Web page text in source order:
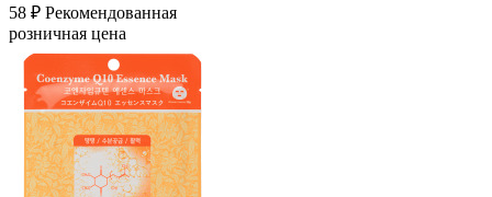
58 ₽ Рекомендованная
розничная цена